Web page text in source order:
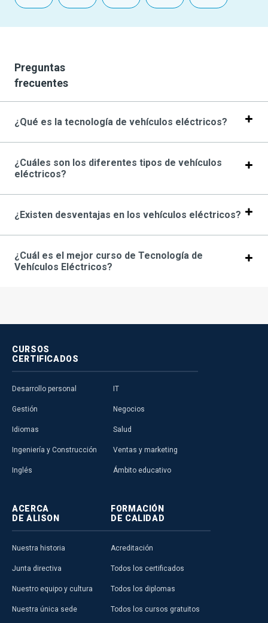
Preguntas
frecuentes
¿Qué es la tecnología de vehículos eléctricos?
¿Cuáles son los diferentes tipos de vehículos
eléctricos?
¿Existen desventajas en los vehículos eléctricos?
¿Cuál es el mejor curso de Tecnología de
Vehículos Eléctricos?
CURSOS
CERTIFICADOS
Desarrollo personal
Gestión
Idiomas
Ingeniería y Construcción
Inglés
IT
Negocios
Salud
Ventas y marketing
Ámbito educativo
ACERCA
DE ALISON
Nuestra historia
Junta directiva
Nuestro equipo y cultura
Nuestra única sede
FORMACIÓN
DE CALIDAD
Acreditación
Todos los certificados
Todos los diplomas
Todos los cursos gratuitos